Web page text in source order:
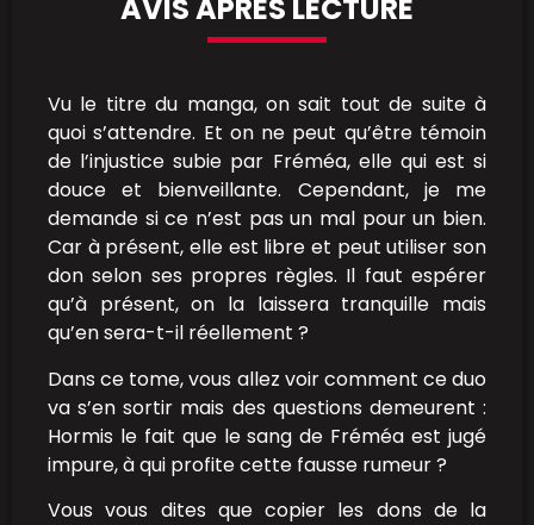
AVIS APRÈS LECTURE
Vu le titre du manga, on sait tout de suite à
quoi s’attendre. Et on ne peut qu’être témoin
de l’injustice subie par Fréméa, elle qui est si
douce et bienveillante. Cependant, je me
demande si ce n’est pas un mal pour un bien.
Car à présent, elle est libre et peut utiliser son
don selon ses propres règles. Il faut espérer
qu’à présent, on la laissera tranquille mais
qu’en sera-t-il réellement ?
Dans ce tome, vous allez voir comment ce duo
va s’en sortir mais des questions demeurent :
Hormis le fait que le sang de Fréméa est jugé
impure, à qui profite cette fausse rumeur ?
Vous vous dites que copier les dons de la